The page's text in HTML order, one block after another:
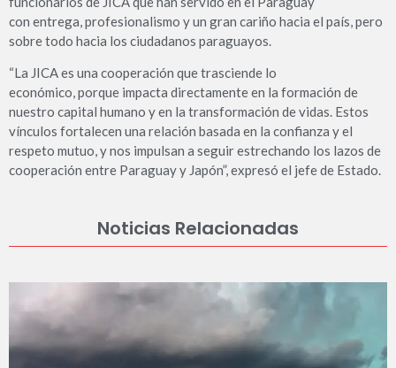
con entrega, profesionalismo y un gran cariño hacia el país, pero
sobre todo hacia los ciudadanos paraguayos.
“La JICA es una cooperación que trasciende lo
económico, porque impacta directamente en la formación de
nuestro capital humano y en la transformación de vidas. Estos
vínculos fortalecen una relación basada en la confianza y el
respeto mutuo, y nos impulsan a seguir estrechando los lazos de
cooperación entre Paraguay y Japón”, expresó el jefe de Estado.
Noticias Relacionadas